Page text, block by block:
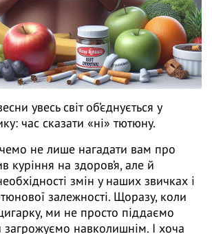
увесь світ об’єднується у
час сказати «ні» тютюну.
не лише нагадати вам про
куріння на здоров’я, але й
змін у наших звичках і
залежності. Щоразу, коли
ми не просто піддаємо
загрожуємо навколишнім. І хоча